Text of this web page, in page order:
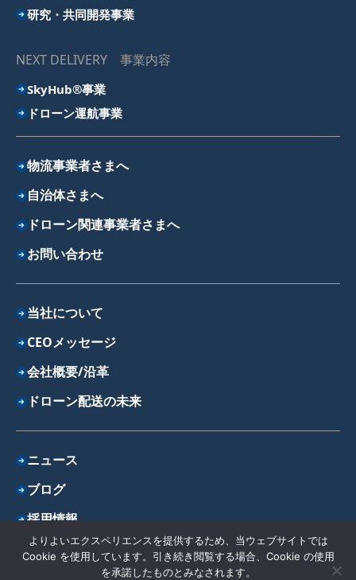
研究・共同開発事業
NEXT DELIVERY 事業内容
SkyHub®事業
ドローン運航事業
物流事業者さまへ
自治体さまへ
ドローン関連事業者さまへ
お問い合わせ
当社について
CEOメッセージ
会社概要/沿革
ドローン配送の未来
ニュース
ブログ
採用情報
プライバシーポリシー
よりよいエクスペリエンスを提供するため、当ウェブサイトでは
Cookie を使用しています。引き続き閲覧する場合、Cookie の使用
を承諾したものとみなされます。